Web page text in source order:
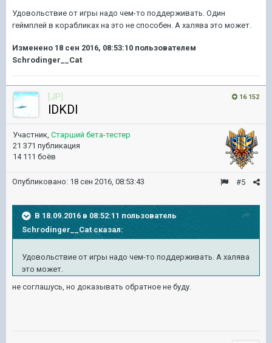
Удовольствие от игры надо чем-то поддерживать. Один
геймплей в корабликах на это не способен. А халява это может.
Изменено 18 сен 2016, 08:53:10 пользователем
Schrodinger__Cat
16 152
[JP]
lDKDl
Участник, Старший бета-тестер
21 371 публикация
14 111 боёв
#5
Опубликовано: 18 сен 2016, 08:53:43
В 18.09.2016 в 08:52:11 пользователь
Schrodinger__Cat сказал:
Удовольствие от игры надо чем-то поддерживать. А халява
это может.
не соглашусь, но доказывать обратное не буду.